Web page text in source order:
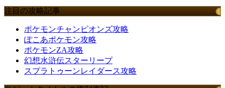
注目の攻略記事
ポケモンチャンピオンズ攻略
ぽこあポケモン攻略
ポケモンZA攻略
幻想水滸伝スターリープ
スプラトゥーンレイダース攻略